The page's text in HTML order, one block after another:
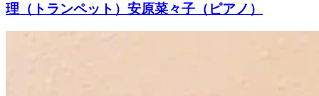
理（トランペット）安原菜々子（ピアノ）